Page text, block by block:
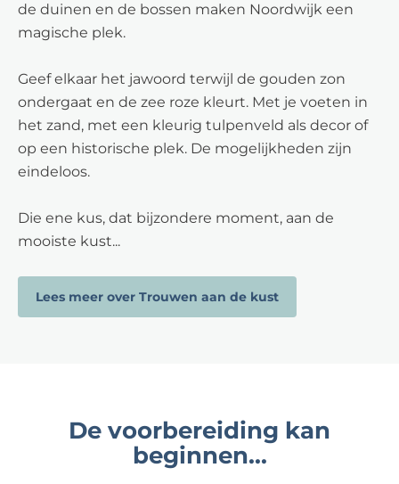
de duinen en de bossen maken Noordwijk een
magische plek.
Geef elkaar het jawoord terwijl de gouden zon
ondergaat en de zee roze kleurt. Met je voeten in
het zand, met een kleurig tulpenveld als decor of
op een historische plek. De mogelijkheden zijn
eindeloos.
Die ene kus, dat bijzondere moment, aan de
mooiste kust...
Lees meer over Trouwen aan de kust
De voorbereiding kan
beginnen...